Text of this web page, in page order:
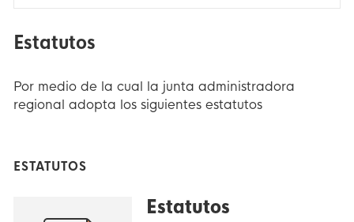
Estatutos
Por medio de la cual la junta administradora
regional adopta los siguientes estatutos
ESTATUTOS
Estatutos